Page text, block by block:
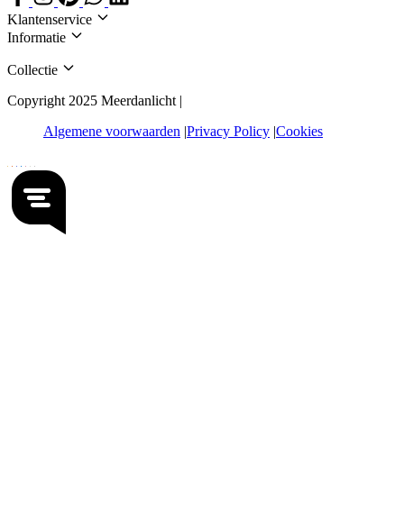
Klantenservice
Informatie
Collectie
Copyright 2025 Meerdanlicht |
Algemene voorwaarden Privacy Policy Cookies